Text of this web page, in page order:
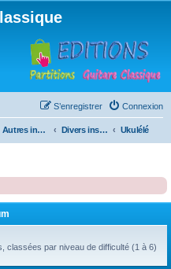
Connexion
S’enregistrer
Autres instruments à cordes pincées, ou styles Divers instruments Ukulélé
classées par niveau de difficulté (1 à 6)